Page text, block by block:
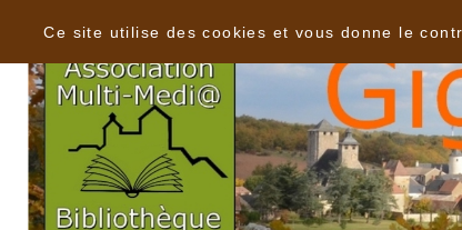
Ce site utilise des cookies et vous donne le